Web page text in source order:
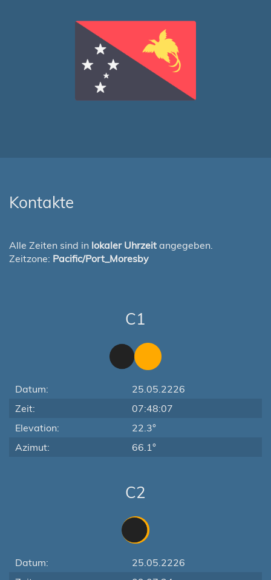
Kontakte
Alle Zeiten sind in lokaler Uhrzeit angegeben.
Zeitzone: Pacific/Port_Moresby
C1
Datum:
25.05.2226
Zeit:
07:48:07
Elevation:
22.3°
Azimut:
66.1°
C2
Datum:
25.05.2226